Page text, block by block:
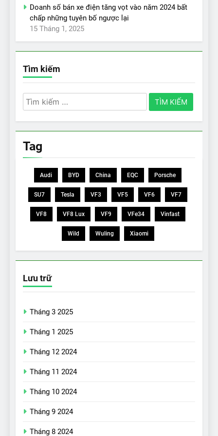
Doanh số bán xe điện tăng vọt vào năm 2024 bất
chấp những tuyên bố ngược lại
15 Tháng 1, 2025
Tìm kiếm
Tìm
kiếm
Tag
Audi BYD China EQC Porsche
SU7 Tesla VF3 VF5 VF6 VF7
VF8 VF8 Lux VF9 VFe34 Vinfast
Wild Wuling Xiaomi
Lưu trữ
Tháng 3 2025
Tháng 1 2025
Tháng 12 2024
Tháng 11 2024
Tháng 10 2024
Tháng 9 2024
Tháng 8 2024